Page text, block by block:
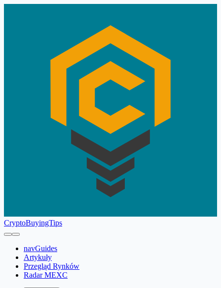
CryptoBuyingTips
navGuides
Artykuły
Przegląd Rynków
Radar MEXC